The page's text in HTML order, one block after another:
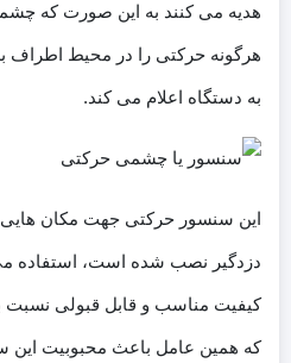
هدیه می کنند به این صورت که
هرگونه حرکتی را در محیط
به دستگاه اعلام می کند.
این سنسور حرکتی جهت مکان هایی
دزدگیر نصب شده است، استفاده
کیفیت مناسب و قابل قبولی
که همین عامل باعث محبوبیت